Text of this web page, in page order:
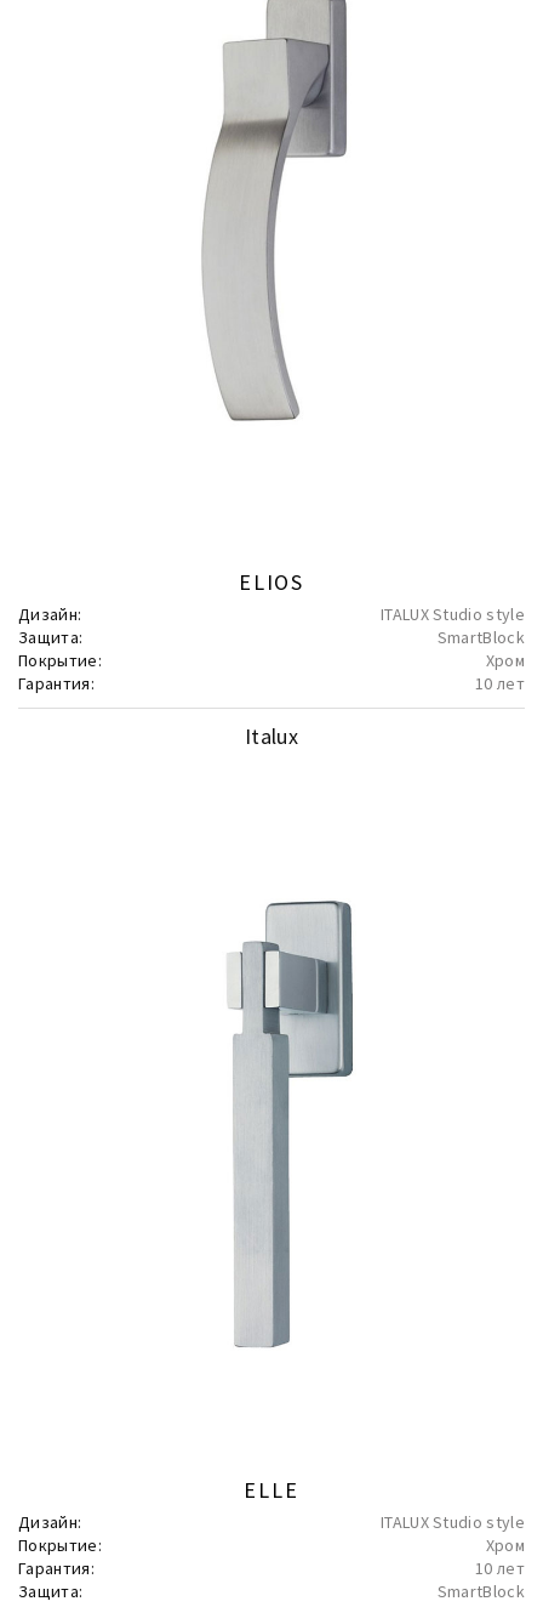
ELIOS
Дизайн:
ITALUX Studio style
Защита:
SmartBlock
Покрытие:
Хром
Гарантия:
10 лет
Italux
ELLE
Дизайн:
ITALUX Studio style
Покрытие:
Хром
Гарантия:
10 лет
Защита:
SmartBlock